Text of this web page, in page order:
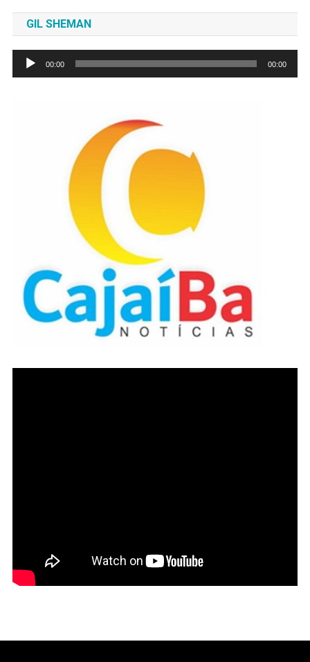
GIL SHEMAN
Tocador
00:00 00:00